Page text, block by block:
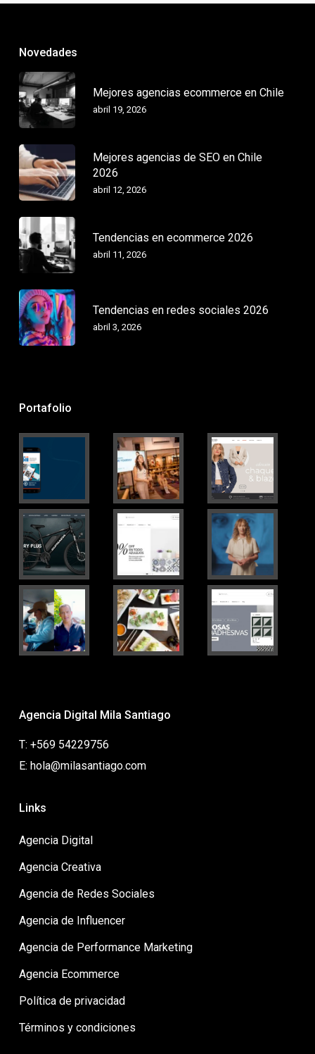
Novedades
Mejores agencias ecommerce en Chile
abril 19, 2026
Mejores agencias de SEO en Chile
2026
abril 12, 2026
Tendencias en ecommerce 2026
abril 11, 2026
Tendencias en redes sociales 2026
abril 3, 2026
Portafolio
Agencia Digital Mila Santiago
T: +569 54229756
E: hola@milasantiago.com
Links
Agencia Digital
Agencia Creativa
Agencia de Redes Sociales
Agencia de Influencer
Agencia de Performance Marketing
Agencia Ecommerce
Política de privacidad
Términos y condiciones